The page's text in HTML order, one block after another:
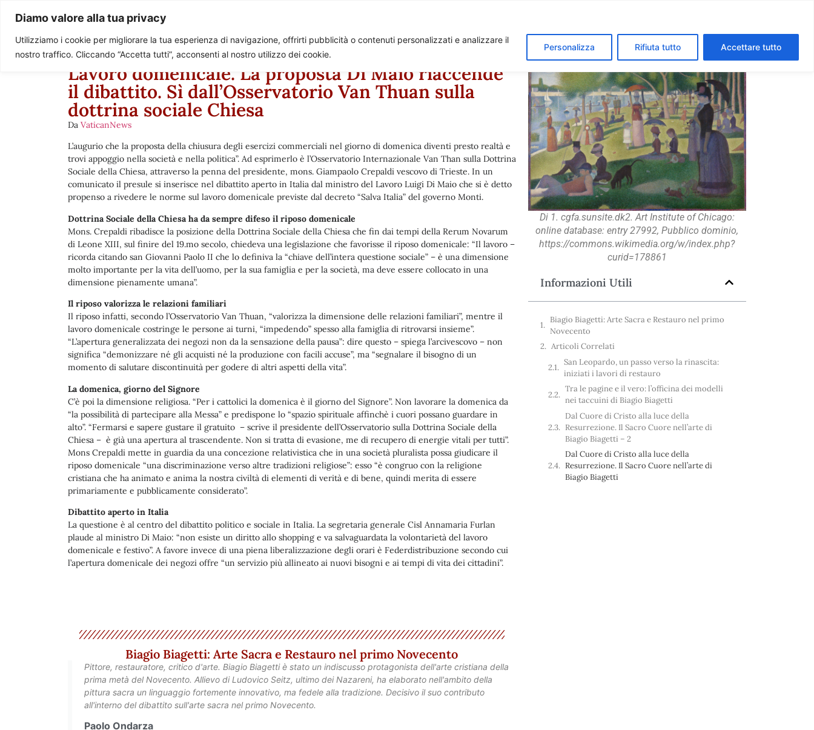
Diamo valore alla tua privacy
Utilizziamo i cookie per migliorare la tua esperienza di navigazione, offrirti pubblicità o contenuti personalizzati e analizzare il
nostro traffico. Cliccando “Accetta tutti”, acconsenti al nostro utilizzo dei cookie.
Personalizza Rifiuta tutto Accettare tutto
Paolo Ondarza
Lavoro domenicale. La proposta Di Maio riaccende
il dibattito. Sì dall’Osservatorio Van Thuan sulla
dottrina sociale Chiesa
Da VaticanNews
L’augurio che la proposta della chiusura degli esercizi commerciali nel giorno di domenica diventi presto realtà e
trovi appoggio nella società e nella politica”. Ad esprimerlo è l’Osservatorio Internazionale Van Than sulla Dottrina
Sociale della Chiesa, attraverso la penna del presidente, mons. Giampaolo Crepaldi vescovo di Trieste. In un
comunicato il presule si inserisce nel dibattito aperto in Italia dal ministro del Lavoro Luigi Di Maio che si è detto
propenso a rivedere le norme sul lavoro domenicale previste dal decreto “Salva Italia” del governo Monti.
Dottrina Sociale della Chiesa ha da sempre difeso il riposo domenicale
Mons. Crepaldi ribadisce la posizione della Dottrina Sociale della Chiesa che fin dai tempi della Rerum Novarum
di Leone XIII, sul finire del 19.mo secolo, chiedeva una legislazione che favorisse il riposo domenicale: “Il lavoro –
ricorda citando san Giovanni Paolo II che lo definiva la “chiave dell’intera questione sociale” – è una dimensione
molto importante per la vita dell’uomo, per la sua famiglia e per la società, ma deve essere collocato in una
dimensione pienamente umana”.
Il riposo valorizza le relazioni familiari
Il riposo infatti, secondo l’Osservatorio Van Thuan, “valorizza la dimensione delle relazioni familiari”, mentre il
lavoro domenicale costringe le persone ai turni, “impedendo” spesso alla famiglia di ritrovarsi insieme”.
“L’apertura generalizzata dei negozi non da la sensazione della pausa”: dire questo – spiega l’arcivescovo – non
significa “demonizzare né gli acquisti né la produzione con facili accuse”, ma “segnalare il bisogno di un
momento di salutare discontinuità per godere di altri aspetti della vita”.
La domenica, giorno del Signore
C’è poi la dimensione religiosa. “Per i cattolici la domenica è il giorno del Signore”. Non lavorare la domenica da
“la possibilità di partecipare alla Messa” e predispone lo “spazio spirituale affinchè i cuori possano guardare in
alto”. “Fermarsi e sapere gustare il gratuito – scrive il presidente dell’Osservatorio sulla Dottrina Sociale della
Chiesa – è già una apertura al trascendente. Non si tratta di evasione, me di recupero di energie vitali per tutti”.
Mons Crepaldi mette in guardia da una concezione relativistica che in una società pluralista possa giudicare il
riposo domenicale “una discriminazione verso altre tradizioni religiose”: esso “è congruo con la religione
cristiana che ha animato e anima la nostra civiltà di elementi di verità e di bene, quindi merita di essere
primariamente e pubblicamente considerato”.
Dibattito aperto in Italia
La questione è al centro del dibattito politico e sociale in Italia. La segretaria generale Cisl Annamaria Furlan
plaude al ministro Di Maio: “non esiste un diritto allo shopping e va salvaguardata la volontarietà del lavoro
domenicale e festivo”. A favore invece di una piena liberalizzazione degli orari è Federdistribuzione secondo cui
l’apertura domenicale dei negozi offre “un servizio più allineato ai nuovi bisogni e ai tempi di vita dei cittadini”.
Biagio Biagetti: Arte Sacra e Restauro nel primo Novecento
Pittore, restauratore, critico d'arte. Biagio Biagetti è stato un indiscusso protagonista dell'arte cristiana della
prima metà del Novecento. Allievo di Ludovico Seitz, ultimo dei Nazareni, ha elaborato nell'ambito della
pittura sacra un linguaggio fortemente innovativo, ma fedele alla tradizione. Decisivo il suo contributo
all'interno del dibattito sull'arte sacra nel primo Novecento.
Paolo Ondarza
Di 1. cgfa.sunsite.dk2. Art Institute of Chicago:
online database: entry 27992, Pubblico dominio,
https://commons.wikimedia.org/w/index.php?
curid=178861
Informazioni Utili
Biagio Biagetti: Arte Sacra e Restauro nel primo
Novecento
Articoli Correlati
San Leopardo, un passo verso la rinascita:
iniziati i lavori di restauro
Tra le pagine e il vero: l’officina dei modelli
nei taccuini di Biagio Biagetti
Dal Cuore di Cristo alla luce della
Resurrezione. Il Sacro Cuore nell’arte di
Biagio Biagetti – 2
Dal Cuore di Cristo alla luce della
Resurrezione. Il Sacro Cuore nell’arte di
Biagio Biagetti